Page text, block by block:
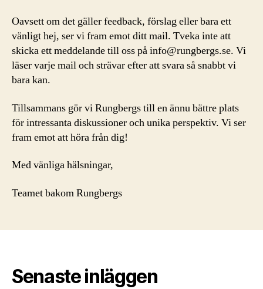
Oavsett om det gäller feedback, förslag eller bara ett
vänligt hej, ser vi fram emot ditt mail. Tveka inte att
skicka ett meddelande till oss påinfo@rungbergs.se. Vi
läser varje mail och strävar efter att svara så snabbt vi
bara kan.
Tillsammans gör vi Rungbergs till en ännu bättre plats
för intressanta diskussioner och unika perspektiv. Vi ser
fram emot att höra från dig!
Med vänliga hälsningar,
Teamet bakom Rungbergs
Senaste inläggen